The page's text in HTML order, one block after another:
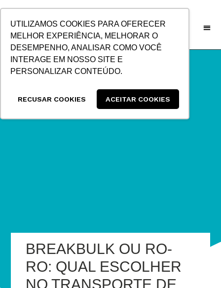
UTILIZAMOS COOKIES PARA OFERECER
MELHOR EXPERIÊNCIA, MELHORAR O
DESEMPENHO, ANALISAR COMO VOCÊ
INTERAGE EM NOSSO SITE E
PERSONALIZAR CONTEÚDO.
RECUSAR COOKIES ACEITAR COOKIES
CONTEÚDO
BREAKBULK OU RO-
RO: QUAL ESCOLHER
NO TRANSPORTE DE